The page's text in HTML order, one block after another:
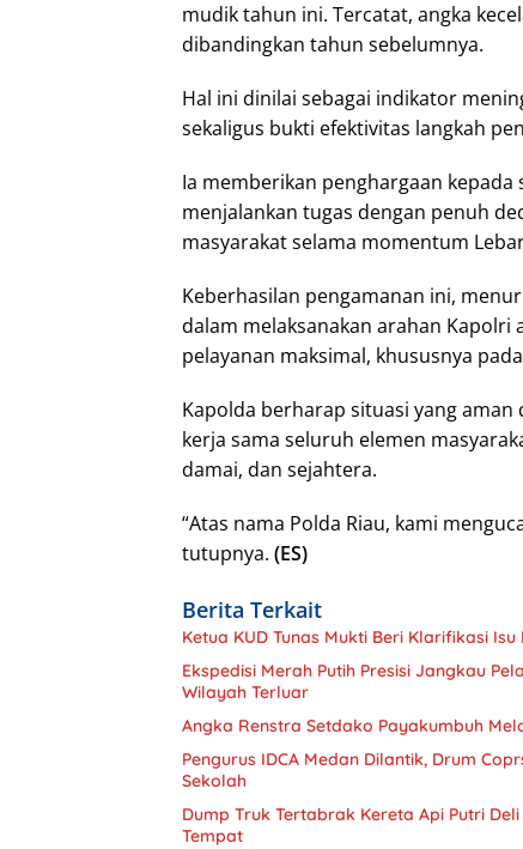
mudik tahun ini. Tercatat, angka
dibandingkan tahun sebelumnya.
Hal ini dinilai sebagai indikator
sekaligus bukti efektivitas langkah
Ia memberikan penghargaan
menjalankan tugas dengan penuh
masyarakat selama momentum
Keberhasilan pengamanan ini,
dalam melaksanakan arahan
pelayanan maksimal, khususnya
Kapolda berharap situasi yang
kerja sama seluruh elemen
damai, dan sejahtera.
“Atas nama Polda Riau, kami
tutupnya. (ES)
Berita Terkait
Ketua KUD Tunas Mukti Beri Klarifikasi
Ekspedisi Merah Putih Presisi Jangkau
Wilayah Terluar
Angka Renstra Setdako Payakumbuh
Pengurus IDCA Medan Dilantik, Drum
Sekolah
Dump Truk Tertabrak Kereta Api Putri
Tempat